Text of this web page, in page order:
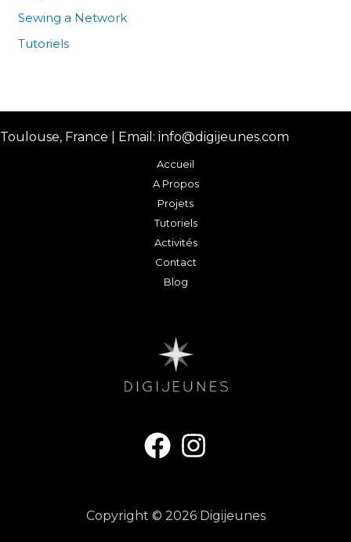
Sewing a Network
Tutoriels
Toulouse, France | Email: info@digijeunes.com
Accueil
A Propos
Projets
Tutoriels
Activités
Contact
Blog
Copyright © 2026 Digijeunes